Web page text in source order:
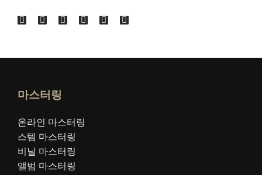
마스터링
온라인 마스터링
스템 마스터링
비닐 마스터링
앨범 마스터링